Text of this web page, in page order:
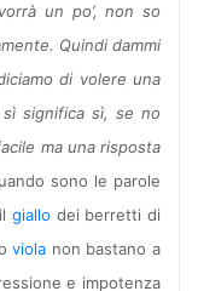
un po’, non so
Quindi dammi
di volere una
sì significa sì, se no
ma una risposta
sono le parole
giallo dei berretti di
viola non bastano a
e impotenza